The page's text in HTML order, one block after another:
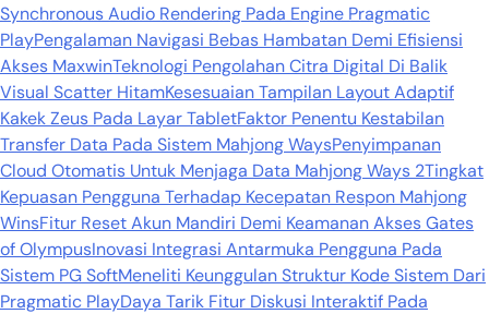
Synchronous Audio Rendering Pada Engine Pragmatic
PlayPengalaman Navigasi Bebas Hambatan Demi Efisiensi
Akses MaxwinTeknologi Pengolahan Citra Digital Di Balik
Visual Scatter HitamKesesuaian Tampilan Layout Adaptif
Kakek Zeus Pada Layar TabletFaktor Penentu Kestabilan
Transfer Data Pada Sistem Mahjong WaysPenyimpanan
Cloud Otomatis Untuk Menjaga Data Mahjong Ways 2Tingkat
Kepuasan Pengguna Terhadap Kecepatan Respon Mahjong
WinsFitur Reset Akun Mandiri Demi Keamanan Akses Gates
of OlympusInovasi Integrasi Antarmuka Pengguna Pada
Sistem PG SoftMeneliti Keunggulan Struktur Kode Sistem Dari
Pragmatic PlayDaya Tarik Fitur Diskusi Interaktif Pada